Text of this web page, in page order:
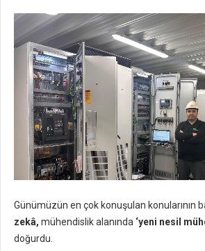
Günümüzün en çok konuşulan konularının
zekâ, mühendislik alanında ‘yeni nesil
doğurdu.